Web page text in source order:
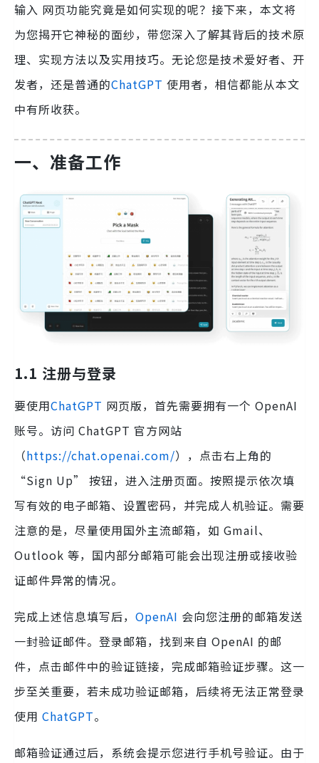
输入 网页功能究竟是如何实现的呢？接下来，本文将
为您揭开它神秘的面纱，带您深入了解其背后的技术原
理、实现方法以及实用技巧。无论您是技术爱好者、开
发者，还是普通的ChatGPT 使用者，相信都能从本文
中有所收获。
一、准备工作
1.1 注册与登录
要使用ChatGPT 网页版，首先需要拥有一个 OpenAI
账号。访问 ChatGPT 官方网站
（https://chat.openai.com/），点击右上角的
“Sign Up” 按钮，进入注册页面。按照提示依次填
写有效的电子邮箱、设置密码，并完成人机验证。需要
注意的是，尽量使用国外主流邮箱，如 Gmail、
Outlook 等，国内部分邮箱可能会出现注册或接收验
证邮件异常的情况。
完成上述信息填写后， OpenAI 会向您注册的邮箱发送
一封验证邮件。登录邮箱，找到来自 OpenAI 的邮
件，点击邮件中的验证链接，完成邮箱验证步骤。这一
步至关重要，若未成功验证邮箱，后续将无法正常登录
使用 ChatGPT。
邮箱验证通过后，系统会提示您进行手机号验证。由于